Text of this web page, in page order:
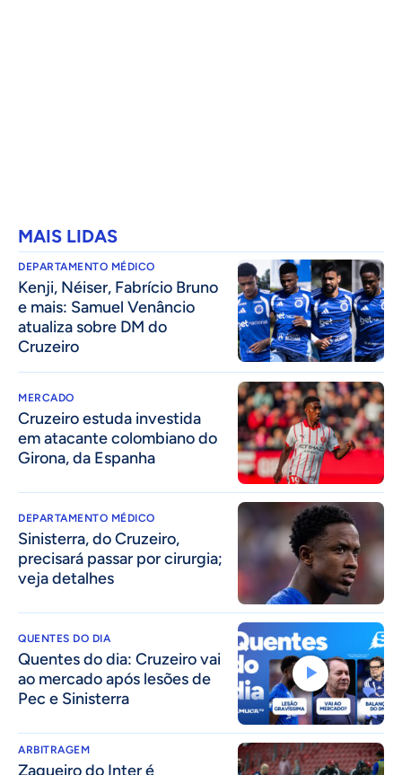
MAIS LIDAS
DEPARTAMENTO MÉDICO
Kenji, Néiser, Fabrício Bruno
e mais: Samuel Venâncio
atualiza sobre DM do
Cruzeiro
MERCADO
Cruzeiro estuda investida
em atacante colombiano do
Girona, da Espanha
DEPARTAMENTO MÉDICO
Sinisterra, do Cruzeiro,
precisará passar por cirurgia;
veja detalhes
QUENTES DO DIA
Quentes do dia: Cruzeiro vai
ao mercado após lesões de
Pec e Sinisterra
ARBITRAGEM
Zagueiro do Inter é